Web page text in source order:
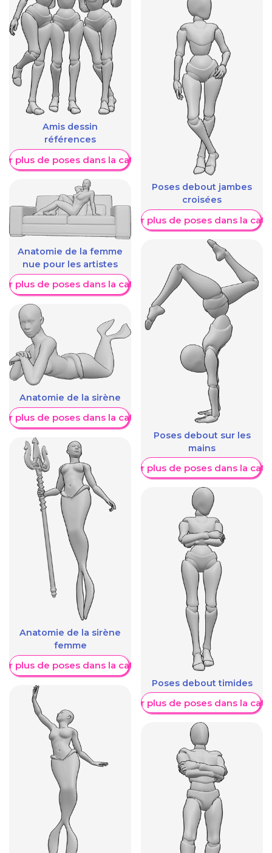
Amis dessin
références
plus de poses dans la catégorie
Anatomie de la femme
nue pour les artistes
plus de poses dans la catégorie
Anatomie de la sirène
plus de poses dans la catégorie
Anatomie de la sirène
femme
plus de poses dans la catégorie
Poses debout jambes
croisées
Afficher plus de poses dans la
Poses debout sur les
mains
Afficher plus de poses dans la
Poses debout timides
Afficher plus de poses dans la